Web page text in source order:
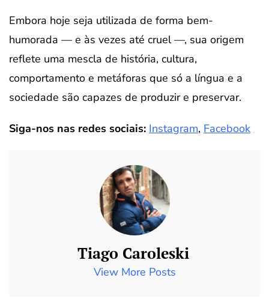
Embora hoje seja utilizada de forma bem-
humorada — e às vezes até cruel —, sua origem
reflete uma mescla de história, cultura,
comportamento e metáforas que só a língua e a
sociedade são capazes de produzir e preservar.
Siga-nos nas redes sociais: Instagram, Facebook
Tiago Caroleski
View More Posts